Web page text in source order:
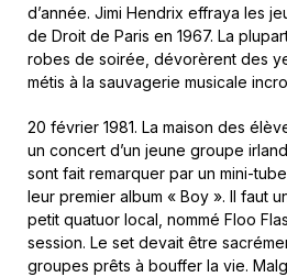
d’année. Jimi Hendrix effraya les
de Droit de Paris en 1967. La
robes de soirée, dévorèrent des
métis à la sauvagerie musicale
20 février 1981. La maison des
un concert d’un jeune groupe
sont fait remarquer par un mini-
leur premier album « Boy ». Il faut
petit quatuor local, nommé Floo
session. Le set devait être
groupes prêts à bouffer la vie.